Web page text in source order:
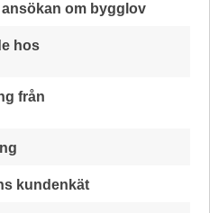
om bygglov
hos
från
kundenkät